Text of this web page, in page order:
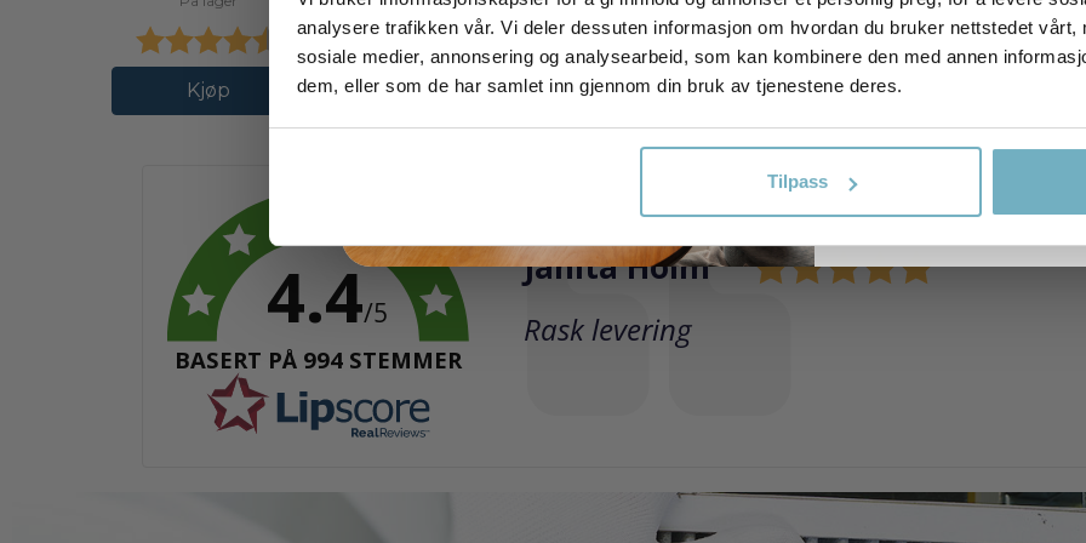
analysere trafikken vår. Vi deler dessuten informasjon om hvordan du bruker nettstedet vårt,
sosiale medier, annonsering og analysearbeid, som kan kombinere den med annen
dem, eller som de har samlet inn gjennom din bruk av tjenestene deres.
Tilpass
Karakter: 4.4 av 5 mulige
Kjøp
Karakter: 4.7 av 5 mulige
Kjøp
Karakter:
4.4/5
BASERT PÅ 994 STEMMER
Forfatter:
Kari Utne
Tekst:
Rask levering!